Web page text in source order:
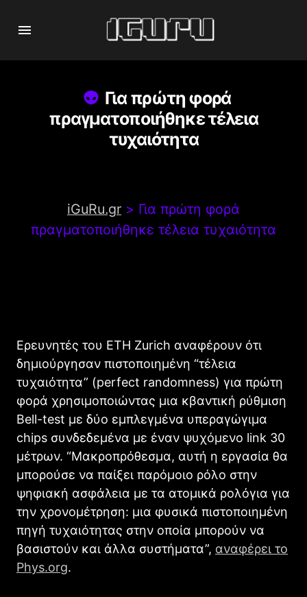
Για πρώτη φορά
πραγματοποιήθηκε τέλεια
τυχαιότητα
iGuRu.gr > Για πρώτη φορά
πραγματοποιήθηκε τέλεια τυχαιότητα
Ερευνητές του ETH Zurich αναφέρουν ότι
δημιούργησαν πιστοποιημένη “τέλεια
τυχαιότητα” (perfect randomness) για πρώτη
φορά χρησιμοποιώντας μια κβαντική ρύθμιση
Bell-test με δύο εμπλεγμένα υπεραγώγιμα
chips συνδεδεμένα με έναν ψυχόμενο link 30
μέτρων. “Μακροπρόθεσμα, αυτή η εργασία θα
μπορούσε να παίξει παρόμοιο ρόλο στην
ψηφιακή ασφάλεια με τα ατομικά ρολόγια για
την χρονομέτρηση: μια φυσικά πιστοποιημένη
πηγή τυχαιότητας στην οποία μπορούν να
βασιστούν και άλλα συστήματα”, αναφέρει το
Phys.org.